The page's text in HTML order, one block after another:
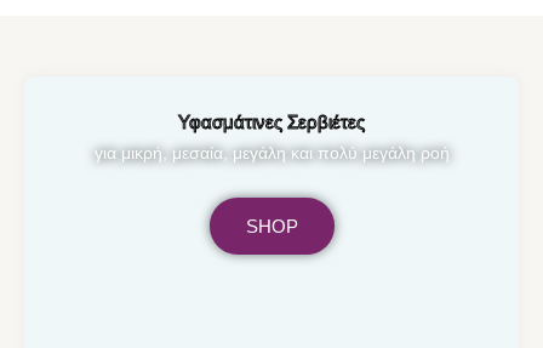
Υφασμάτινες Σερβιέτες
για μικρή, μεσαία, μεγάλη και πολύ μεγάλη ροή
SHOP